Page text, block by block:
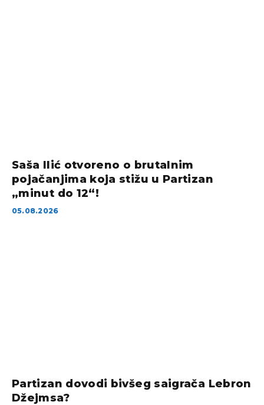
Saša Ilić otvoreno o brutalnim
pojačanjima koja stižu u Partizan
„minut do 12“!
05.08.2026
Partizan dovodi bivšeg saigrača Lebron
Džejmsa?